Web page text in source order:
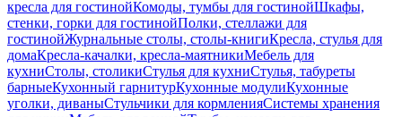
кресла для гостинойКомоды, тумбы для гостинойШкафы,
стенки, горки для гостинойПолки, стеллажи для
гостинойЖурнальные столы, столы-книгиКресла, стулья для
домаКресла-качалки, кресла-маятникиМебель для
кухниСтолы, столикиСтулья для кухниСтулья, табуреты
барныеКухонный гарнитурКухонные модулиКухонные
уголки, диваныСтульчики для кормленияСистемы хранения